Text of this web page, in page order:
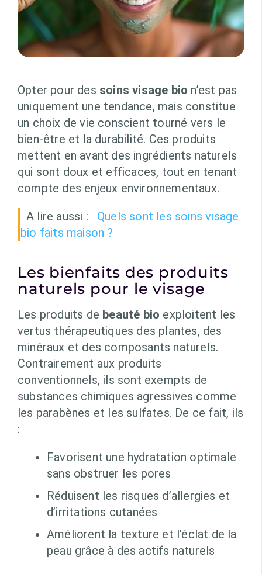
Opter pour des soins visage bio n’est pas
uniquement une tendance, mais constitue
un choix de vie conscient tourné vers le
bien-être et la durabilité. Ces produits
mettent en avant des ingrédients naturels
qui sont doux et efficaces, tout en tenant
compte des enjeux environnementaux.
A lire aussi :
Quels sont les soins visage
bio faits maison ?
Les bienfaits des produits
naturels pour le visage
Les produits de beauté bio exploitent les
vertus thérapeutiques des plantes, des
minéraux et des composants naturels.
Contrairement aux produits
conventionnels, ils sont exempts de
substances chimiques agressives comme
les parabènes et les sulfates. De ce fait, ils
:
Favorisent une hydratation optimale
sans obstruer les pores
Réduisent les risques d’allergies et
d’irritations cutanées
Améliorent la texture et l’éclat de la
peau grâce à des actifs naturels